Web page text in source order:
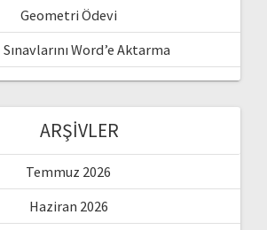
Geometri Ödevi
Sınavlarını Word’e Aktarma
ARŞIVLER
Temmuz 2026
Haziran 2026